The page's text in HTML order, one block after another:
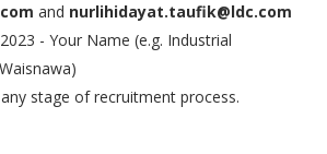
and nurlihidayat.taufik@ldc.com
- Your Name (e.g. Industrial
stage of recruitment process.